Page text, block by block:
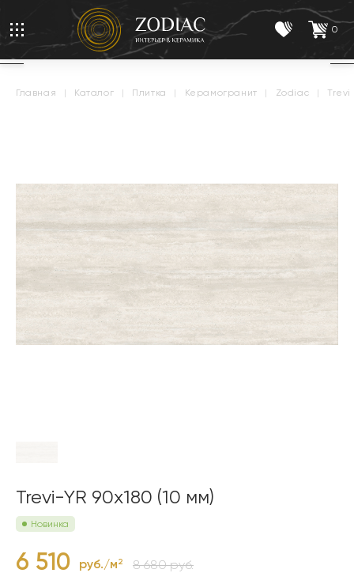
0
главная | каталог | плитка | керамогранит | zodiac | trevi
Trevi-YR 90x180 (10 мм)
Новинка
6 510 руб./м2 8 680 руб.